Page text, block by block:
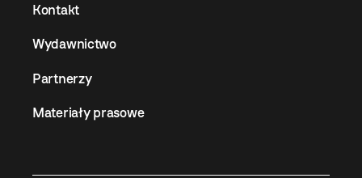
Kontakt
Wydawnictwo
Partnerzy
Materiały prasowe